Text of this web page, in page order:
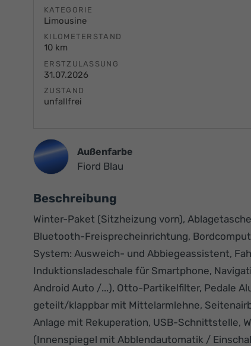
KATEGORIE
Limousine
KILOMETERSTAND
10 km
ERSTZULASSUNG
31.07.2026
ZUSTAND
unfallfrei
Außenfarbe
Fiord Blau
Beschreibung
Winter-Paket (Sitzheizung vorn),
Bluetooth-Freisprecheinrichtung,
System: Ausweich- und Abbiegeassistent,
Induktionsladeschale für Smartphone,
Android Auto /...), Otto-Partikelfilter, Pedale
geteilt/klappbar mit Mittelarmlehne,
Anlage mit Rekuperation, USB-Schnittstelle,
(Innenspiegel mit Abblendautomatik /